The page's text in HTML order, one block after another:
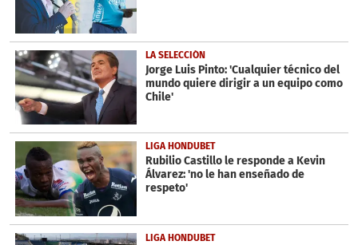
LA SELECCIÓN
Jorge Luis Pinto: 'Cualquier técnico del
mundo quiere dirigir a un equipo como
Chile'
LIGA HONDUBET
Rubilio Castillo le responde a Kevin
Álvarez: 'no le han enseñado de
respeto'
LIGA HONDUBET